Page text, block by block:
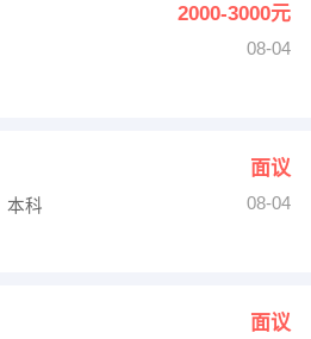
2000-3000元
08-04
面议
本科
08-04
面议